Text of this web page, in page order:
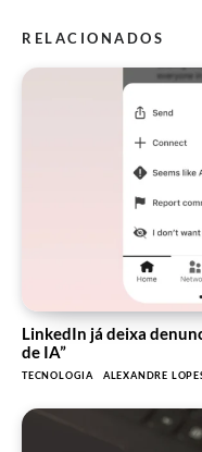
RELACIONADOS
LinkedIn já deixa
de IA”
TECNOLOGIA ALEXANDRE